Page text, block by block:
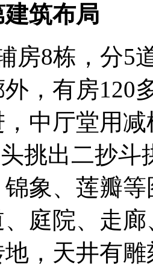
建筑布局
房8栋，分5
，有房120
中厅堂用
挑出二抄
锦象、莲瓣
庭院、走
，天井有